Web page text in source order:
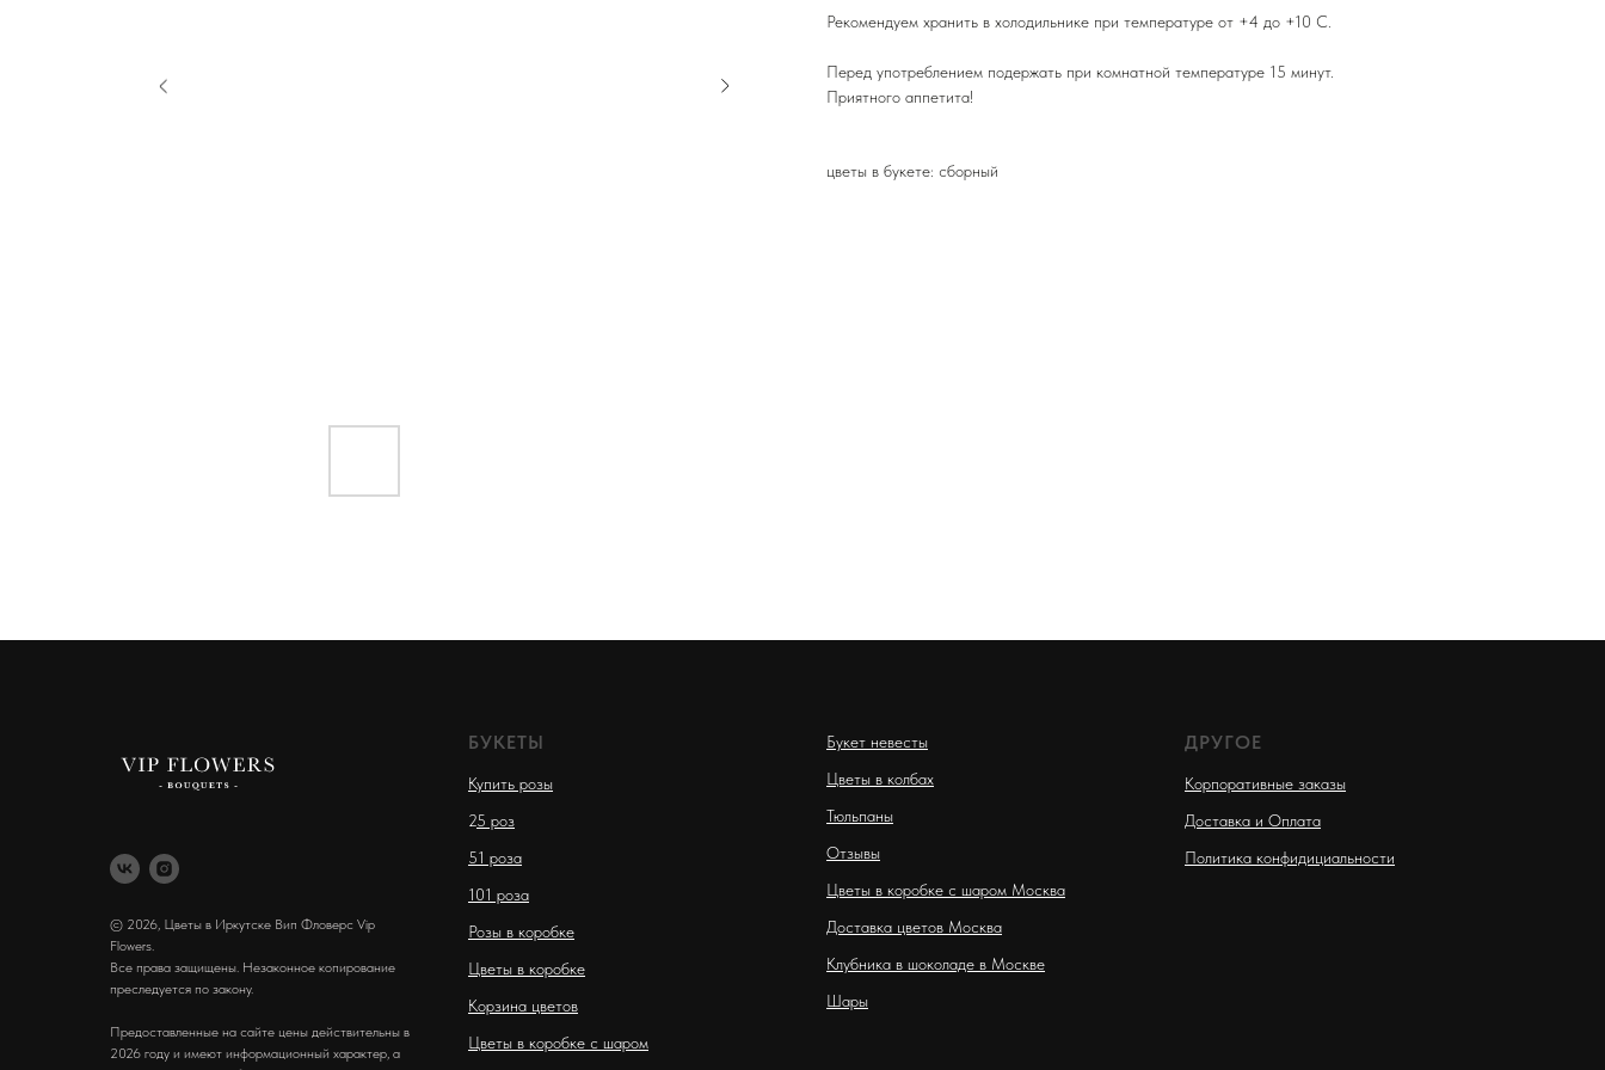
Рекомендуем хранить в холодильнике при температуре от +4 до +10 С.
Перед употреблением подержать при комнатной температуре 15 минут.
Приятного аппетита!
цветы в букете: сборный
© 2026, Цветы в Иркутске Вип Фловерс Vip
Flowers.
Все права защищены. Незаконное копирование
преследуется по закону.
Предоставленные на сайте цены действительны в
2026 году и имеют информационный характер, а
БУКЕТЫ
Купить розы
25 роз
51 роза
101 роза
Розы в коробке
Цветы в коробке
Корзина цветов
Цветы в коробке с шаром
Букет невесты
Цветы в колбах
Тюльпаны
Отзывы
Цветы в коробке с шаром Москва
Доставка цветов Москва
Клубника в шоколаде в Москве
Шары
ДРУГОЕ
Корпоративные заказы
Доставка и Оплата
Политика конфидициальности